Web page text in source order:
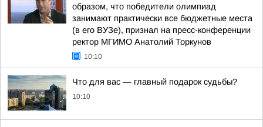
образом, что победители олимпиад
занимают практически все бюджетные места
(в его ВУЗе), признал на пресс-конференции
ректор МГИМО Анатолий Торкунов
10:10
Что для вас — главный подарок судьбы?
10:10